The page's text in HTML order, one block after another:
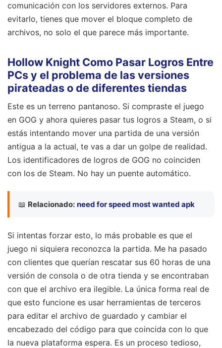
comunicación con los servidores externos. Para
evitarlo, tienes que mover el bloque completo de
archivos, no solo el que parece más importante.
Hollow Knight Como Pasar Logros Entre
PCs y el problema de las versiones
pirateadas o de diferentes tiendas
Este es un terreno pantanoso. Si compraste el juego
en GOG y ahora quieres pasar tus logros a Steam, o si
estás intentando mover una partida de una versión
antigua a la actual, te vas a dar un golpe de realidad.
Los identificadores de logros de GOG no coinciden
con los de Steam. No hay un puente automático.
📖 Relacionado: need for speed most wanted apk
Si intentas forzar esto, lo más probable es que el
juego ni siquiera reconozca la partida. Me ha pasado
con clientes que querían rescatar sus 60 horas de una
versión de consola o de otra tienda y se encontraban
con que el archivo era ilegible. La única forma real de
que esto funcione es usar herramientas de terceros
para editar el archivo de guardado y cambiar el
encabezado del código para que coincida con lo que
la nueva plataforma espera. Es un proceso tedioso,